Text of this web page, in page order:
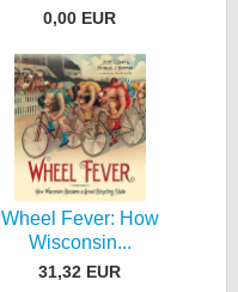
0,00 EUR
Wheel Fever: How
Wisconsin...
31,32 EUR